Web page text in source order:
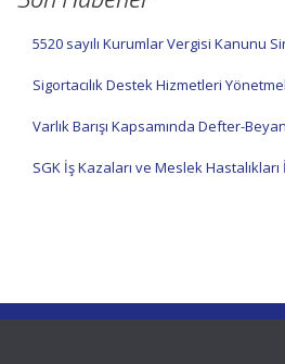
5520 sayılı Kurumlar Vergisi Kanunu
Sigortacılık Destek Hizmetleri
Varlık Barışı Kapsamında Defter-
SGK İş Kazaları ve Meslek